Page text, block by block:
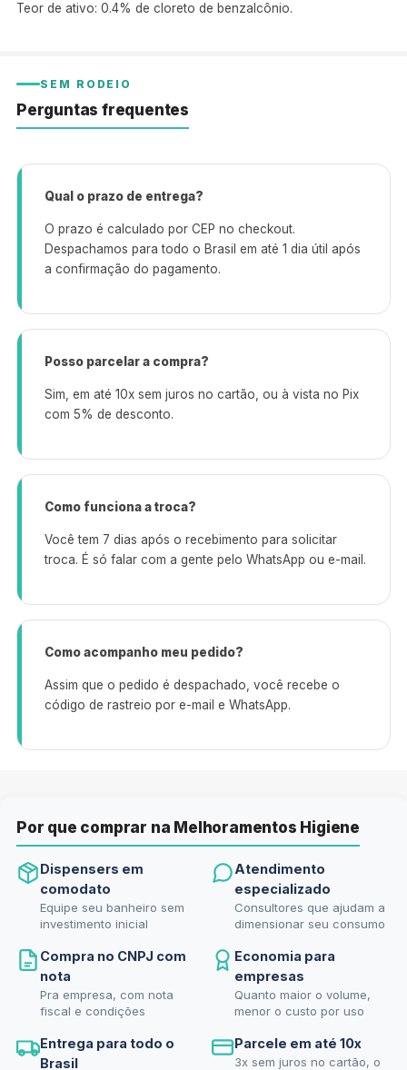
Teor de ativo: 0.4% de cloreto de benzalcônio.
SEM RODEIO
Perguntas frequentes
Qual o prazo de entrega?
O prazo é calculado por CEP no checkout.
Despachamos para todo o Brasil em até 1 dia útil após
a confirmação do pagamento.
Posso parcelar a compra?
Sim, em até 10x sem juros no cartão, ou à vista no Pix
com 5% de desconto.
Como funciona a troca?
Você tem 7 dias após o recebimento para solicitar
troca. É só falar com a gente pelo WhatsApp ou e-mail.
Como acompanho meu pedido?
Assim que o pedido é despachado, você recebe o
código de rastreio por e-mail e WhatsApp.
Por que comprar na Melhoramentos Higiene
Dispensers em
comodato
Equipe seu banheiro sem
investimento inicial
Atendimento
especializado
Consultores que ajudam a
dimensionar seu consumo
Compra no CNPJ com
nota
Pra empresa, com nota
fiscal e condições
Economia para
empresas
Quanto maior o volume,
menor o custo por uso
Entrega para todo o
Brasil
Parcele em até 10x
3x sem juros no cartão, o